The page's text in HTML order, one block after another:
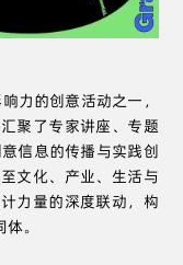
力的创意活动之一，
聚了专家讲座、专题
信息的传播与实践创
文化、产业、生活与
力量的深度联动，构
。